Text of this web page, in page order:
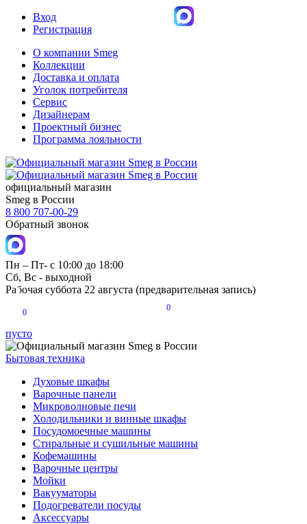
Вход
Регистрация
О компании Smeg
Коллекции
Доставка и оплата
Уголок потребителя
Сервис
Дизайнерам
Проектный бизнес
Программа лояльности
официальный магазин
Smeg в России
8 800 707-00-29
Обратный звонок
Пн – Пт- с 10:00 до 18:00
Сб, Вс - выходной
Рабочая суббота 22 августа (предварительная запись)
0
0
пусто
Бытовая техника
Духовые шкафы
Варочные панели
Микроволновые печи
Холодильники и винные шкафы
Посудомоечные машины
Стиральные и сушильные машины
Кофемашины
Варочные центры
Мойки
Вакууматоры
Подогреватели посуды
Аксессуары